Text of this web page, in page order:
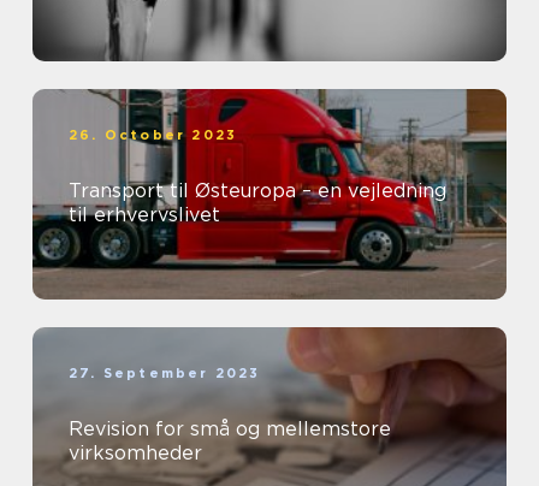
26. October 2023
Transport til Østeuropa – en vejledning
til erhvervslivet
27. September 2023
Revision for små og mellemstore
virksomheder